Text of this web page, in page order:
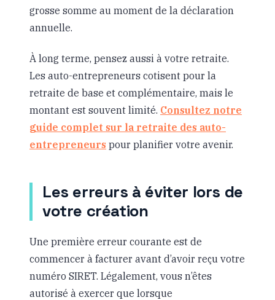
grosse somme au moment de la déclaration
annuelle.
À long terme, pensez aussi à votre retraite.
Les auto-entrepreneurs cotisent pour la
retraite de base et complémentaire, mais le
montant est souvent limité. Consultez notre
guide complet sur la retraite des auto-
entrepreneurs pour planifier votre avenir.
Les erreurs à éviter lors de
votre création
Une première erreur courante est de
commencer à facturer avant d’avoir reçu votre
numéro SIRET. Légalement, vous n’êtes
autorisé à exercer que lorsque